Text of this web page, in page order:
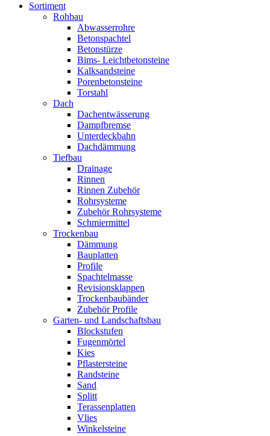
Sortiment
Rohbau
Abwasserrohre
Betonspachtel
Betonstürze
Bims- Leichtbetonsteine
Kalksandsteine
Porenbetonsteine
Torstahl
Dach
Dachentwässerung
Dampfbremse
Unterdeckbahn
Dachdämmung
Tiefbau
Drainage
Rinnen
Rinnen Zubehör
Rohrsysteme
Zubehör Rohrsysteme
Schmiermittel
Trockenbau
Dämmung
Bauplatten
Profile
Spachtelmasse
Revisionsklappen
Trockenbaubänder
Zubehör Profile
Garten- und Landschaftsbau
Blockstufen
Fugenmörtel
Kies
Pflastersteine
Randsteine
Sand
Splitt
Terassenplatten
Vlies
Winkelsteine